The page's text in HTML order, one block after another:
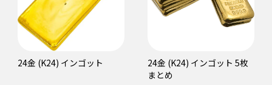
24金 (K24) インゴット
24金 (K24) インゴット 5枚
まとめ